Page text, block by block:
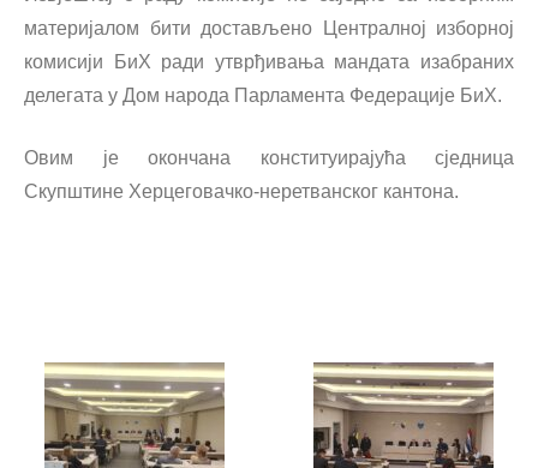
материјалом бити достављено Централној изборној
комисији БиХ ради утврђивања мандата изабраних
делегата у Дом народа Парламента Федерације БиХ.
Овим је окончана конституирајућа сједница
Скупштине Херцеговачко-неретванског кантона.